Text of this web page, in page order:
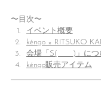
〜目次〜
イベント概要
kéngo × RITSUKO
会場「S(　　)」につ
kéngo販売アイテム